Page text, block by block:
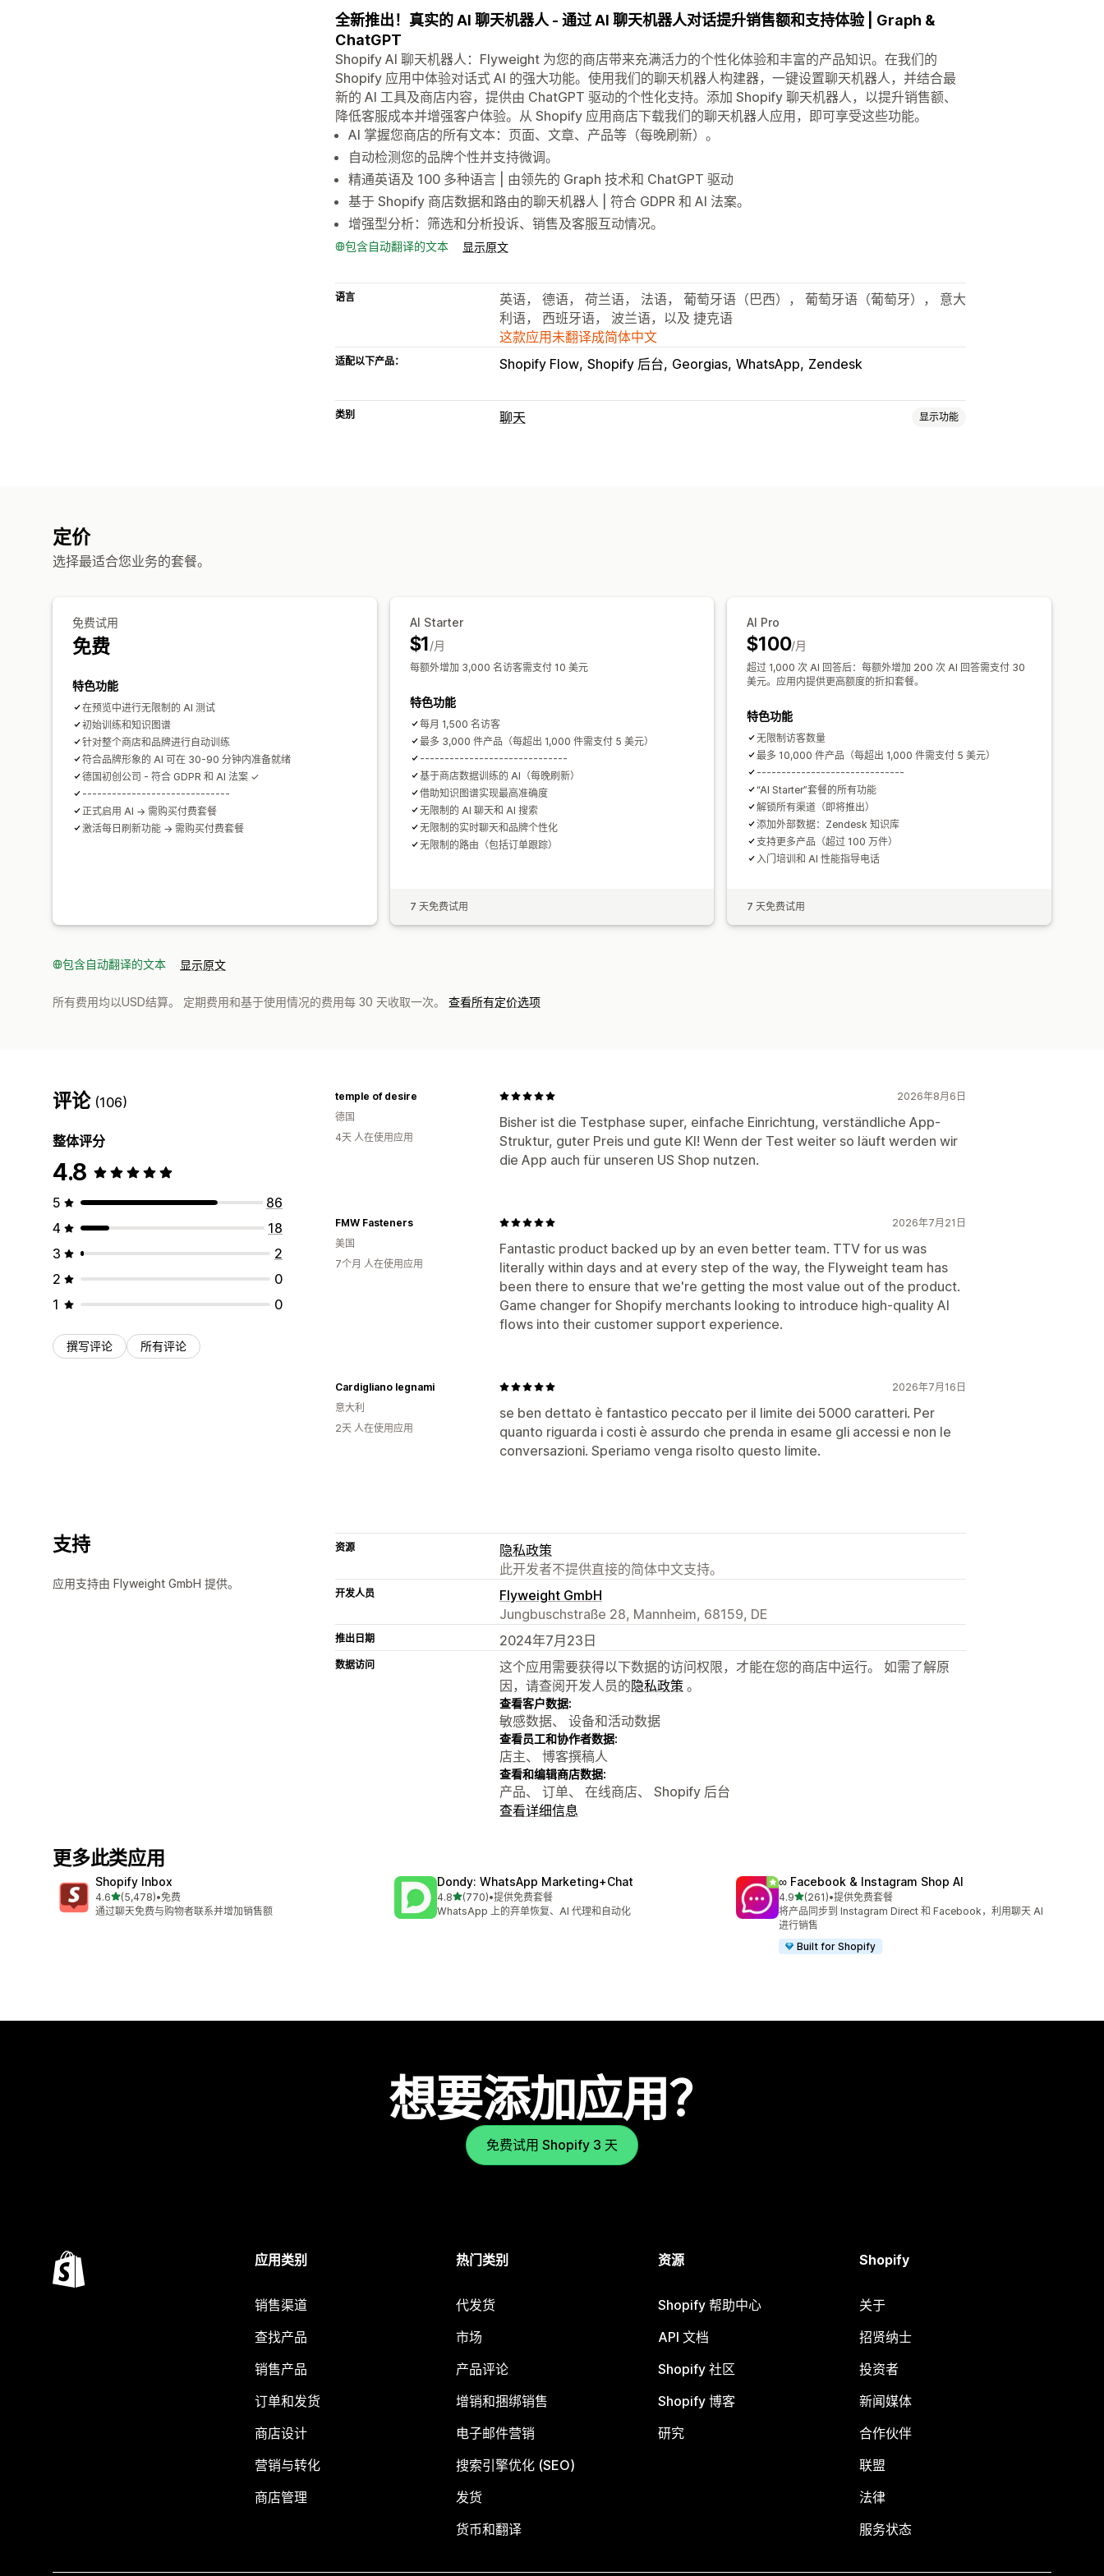
全新推出！真实的 AI 聊天机器人 - 通过 AI 聊天机器人对话提升销售额和支持体验 | Graph &
ChatGPT
Shopify AI 聊天机器人：Flyweight 为您的商店带来充满活力的个性化体验和丰富的产品知识。在我们的
Shopify 应用中体验对话式 AI 的强大功能。使用我们的聊天机器人构建器，一键设置聊天机器人，并结合最
新的 AI 工具及商店内容，提供由 ChatGPT 驱动的个性化支持。添加 Shopify 聊天机器人，以提升销售额、
降低客服成本并增强客户体验。从 Shopify 应用商店下载我们的聊天机器人应用，即可享受这些功能。
AI 掌握您商店的所有文本：页面、文章、产品等（每晚刷新）。
自动检测您的品牌个性并支持微调。
精通英语及 100 多种语言 | 由领先的 Graph 技术和 ChatGPT 驱动
基于 Shopify 商店数据和路由的聊天机器人 | 符合 GDPR 和 AI 法案。
增强型分析：筛选和分析投诉、销售及客服互动情况。
包含自动翻译的文本 显示原文
语言
英语， 德语， 荷兰语， 法语， 葡萄牙语（巴西）， 葡萄牙语（葡萄牙）， 意大
利语， 西班牙语， 波兰语，以及 捷克语
这款应用未翻译成简体中文
适配以下产品： Shopify Flow Shopify 后台 Georgias WhatsApp Zendesk
类别 聊天 显示功能
定价
选择最适合您业务的套餐。
免费试用
免费
特色功能
在预览中进行无限制的 AI 测试
初始训练和知识图谱
针对整个商店和品牌进行自动训练
符合品牌形象的 AI 可在 30-90 分钟内准备就绪
德国初创公司 - 符合 GDPR 和 AI 法案 ✓
------------------------------
正式启用 AI → 需购买付费套餐
激活每日刷新功能 → 需购买付费套餐
AI Starter
$1/月
每额外增加 3,000 名访客需支付 10 美元
特色功能
每月 1,500 名访客
最多 3,000 件产品（每超出 1,000 件需支付 5 美元）
------------------------------
基于商店数据训练的 AI（每晚刷新）
借助知识图谱实现最高准确度
无限制的 AI 聊天和 AI 搜索
无限制的实时聊天和品牌个性化
无限制的路由（包括订单跟踪）
7 天免费试用
AI Pro
$100/月
超过 1,000 次 AI 回答后：每额外增加 200 次 AI 回答需支付 30
美元。应用内提供更高额度的折扣套餐。
特色功能
无限制访客数量
最多 10,000 件产品（每超出 1,000 件需支付 5 美元）
------------------------------
“AI Starter”套餐的所有功能
解锁所有渠道（即将推出）
添加外部数据：Zendesk 知识库
支持更多产品（超过 100 万件）
入门培训和 AI 性能指导电话
7 天免费试用
包含自动翻译的文本 显示原文
所有费用均以USD结算。 定期费用和基于使用情况的费用每 30 天收取一次。 查看所有定价选项
评论 (106)
整体评分
4.8
5
86
4
18
3
2
2
0
1
0
撰写评论 所有评论
2026年8月6日
Bisher ist die Testphase super, einfache Einrichtung, verständliche App-
Struktur, guter Preis und gute KI! Wenn der Test weiter so läuft werden wir
die App auch für unseren US Shop nutzen.
temple of desire
德国
4天 人在使用应用
2026年7月21日
Fantastic product backed up by an even better team. TTV for us was
literally within days and at every step of the way, the Flyweight team has
been there to ensure that we're getting the most value out of the product.
Game changer for Shopify merchants looking to introduce high-quality AI
flows into their customer support experience.
FMW Fasteners
美国
7个月 人在使用应用
2026年7月16日
se ben dettato è fantastico peccato per il limite dei 5000 caratteri. Per
quanto riguarda i costi è assurdo che prenda in esame gli accessi e non le
conversazioni. Speriamo venga risolto questo limite.
Cardigliano legnami
意大利
2天 人在使用应用
支持
应用支持由 Flyweight GmbH 提供。
资源
隐私政策
此开发者不提供直接的简体中文支持。
开发人员
Flyweight GmbH
Jungbuschstraße 28, Mannheim, 68159, DE
推出日期 2024年7月23日
数据访问
这个应用需要获得以下数据的访问权限，才能在您的商店中运行。 如需了解原
因，请查阅开发人员的隐私政策 。
查看客户数据:
敏感数据、 设备和活动数据
查看员工和协作者数据:
店主、 博客撰稿人
查看和编辑商店数据:
产品、 订单、 在线商店、 Shopify 后台
查看详细信息
更多此类应用
Shopify Inbox
4.6星（满分 5 星）
(5,478)
总共 5478 条评论
•免费
通过聊天免费与购物者联系并增加销售额
Dondy: WhatsApp Marketing+Chat
4.8星（满分 5 星）
(770)
总共 770 条评论
•提供免费套餐
WhatsApp 上的弃单恢复、AI 代理和自动化
∞ Facebook & Instagram Shop AI
4.9星（满分 5 星）
(261)
总共 261 条评论
•提供免费套餐
将产品同步到 Instagram Direct 和 Facebook，利用聊天 AI
进行销售
Built for Shopify
想要添加应用？
免费试用 Shopify 3 天
应用类别
销售渠道
查找产品
销售产品
订单和发货
商店设计
营销与转化
商店管理
热门类别
代发货
市场
产品评论
增销和捆绑销售
电子邮件营销
搜索引擎优化 (SEO)
发货
货币和翻译
资源
Shopify 帮助中心
API 文档
Shopify 社区
Shopify 博客
研究
Shopify
关于
招贤纳士
投资者
新闻媒体
合作伙伴
联盟
法律
服务状态